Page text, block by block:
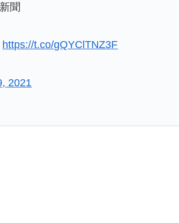
聞
https://t.co/gQYClTNZ3F
2021